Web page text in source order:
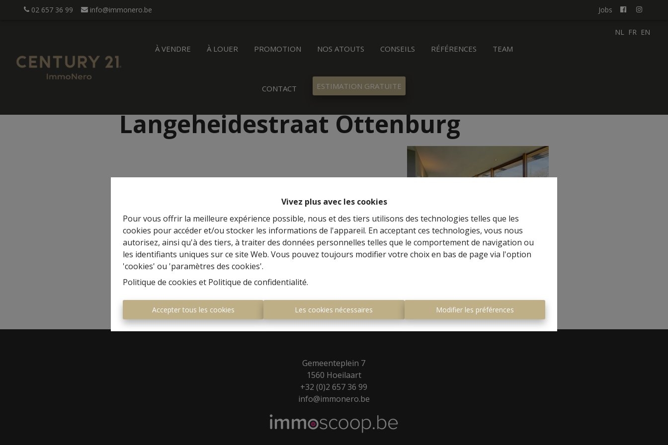
Vivez plus avec les cookies
Pour vous offrir la meilleure expérience possible, nous et des tiers utilisons des technologies telles que les
cookies pour accéder et/ou stocker les informations de l'appareil. En acceptant ces technologies, vous nous
autorisez, ainsi qu'à des tiers, à traiter des données personnelles telles que le comportement de navigation ou
les identifiants uniques sur ce site Web. Vous pouvez toujours modifier votre choix en bas de page via l'option
'cookies' ou 'paramètres des cookies'.
Politique de cookies et Politique de confidentialité.
Accepter tous les cookies Les cookies nécessaires Modifier les préférences
02 657 36 99 info@immonero.be Jobs
À VENDRE À LOUER PROMOTION NOS ATOUTS CONSEILS RÉFÉRENCES TEAM
CONTACT ESTIMATION GRATUITE
NL FR EN
Langeheidestraat Ottenburg
Gemeenteplein 7
1560 Hoeilaart
+32 (0)2 657 36 99
info@immonero.be